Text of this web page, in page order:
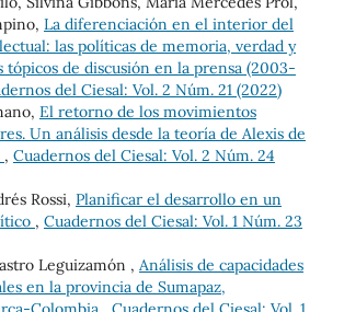
La diferenciación en el interior del
las políticas de memoria, verdad y
tópicos de discusión en la prensa (2003-
del Ciesal: Vol. 2 Núm. 21 (2022)
El retorno de los movimientos
Un análisis desde la teoría de Alexis de
, Cuadernos del Ciesal: Vol. 2 Núm. 24
Rossi, Planificar el desarrollo en un
, Cuadernos del Ciesal: Vol. 1 Núm. 23
Leguizamón , Análisis de capacidades
en la provincia de Sumapaz,